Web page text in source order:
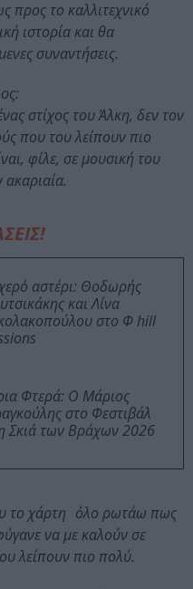
το καλλιτεχνικό
ιστορία και θα
συναντήσεις.
στίχος του Άλκη, δεν τον
που του λείπουν πιο
φίλε, σε μουσική του
αστέρι: Θοδωρής
και Λίνα
στο Φ hill
Φτερά: Ο Μάριος
στο Φεστιβάλ
Σκιά των Βράχων 2026
το χάρτη όλο ρωτάω πως
να με καλούν σε
λείπουν πιο πολύ.